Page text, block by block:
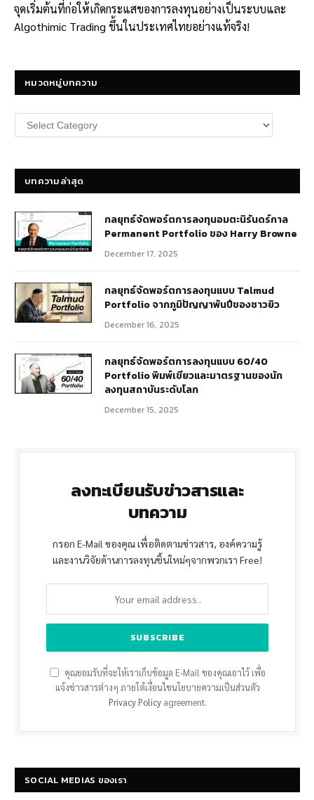
จุดเริ่มต้นที่ก่อให้เกิดกระแสของการลงทุนอย่างเป็นระบบและ
Algothimic Trading ขึ้นในประเทศไทยอย่างแท้จริง!
หมวดหมู่บทความ
หมวด
หมู่
บทความล่าสุด
กลยุทธ์​จัดพอร์ตการลงทุนอมตะนิรันดร์กาล
Permanent Portfolio ของ Harry Browne
December 17, 2025
กลยุทธ์จัดพอร์ตการลงทุนแบบ Talmud
Portfolio จากภูมิปัญญาพันปีของชาวยิว
December 16, 2025
กลยุทธ์จัดพอร์ตการลงทุนแบบ 60/40
Portfolio พิมพ์เขียวและมาตรฐานของนัก
ลงทุนสถาบันระดับโลก
December 15, 2025
ลงทะเบียนรับข่าวสารและ
บทความ
กรอก E-Mail ของคุณ เพื่อติดตามข่าวสาร, องค์ความรู้
และงานวิจัยด้านการลงทุนชิ้นใหม่ๆจากพวกเรา Free!
คุณยอมรับที่จะให้เราเก็บข้อมูล E-Mail ของคุณเอาไว้ เพื่อ
แจ้งข่าวสารต่างๆ ภายใต้เงื่อนไขนโยบายความเป็นส่วนตัว
Privacy Policyagreement.
SOCIAL MEDIAS ของเรา